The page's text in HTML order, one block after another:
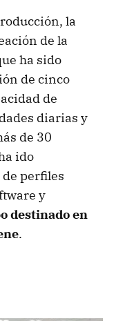
la
de la
ha sido
de cinco
de
diarias y
de 30
ido
perfiles
y
destinado en
.